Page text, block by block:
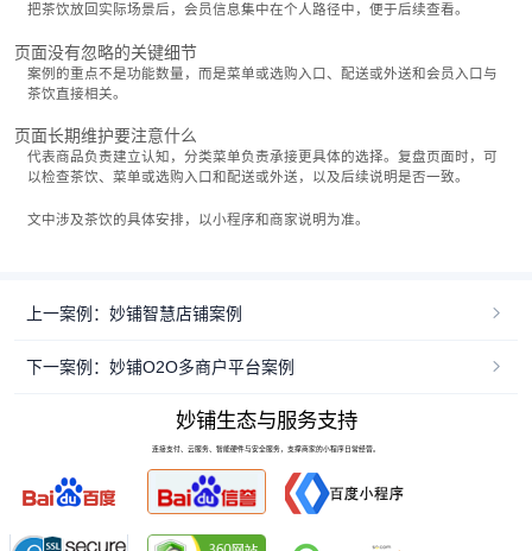
把茶饮放回实际场景后，会员信息集中在个人路径中，便于后续查看。
页面没有忽略的关键细节
案例的重点不是功能数量，而是菜单或选购入口、配送或外送和会员入口与
茶饮直接相关。
页面长期维护要注意什么
代表商品负责建立认知，分类菜单负责承接更具体的选择。复盘页面时，可
以检查茶饮、菜单或选购入口和配送或外送，以及后续说明是否一致。
文中涉及茶饮的具体安排，以小程序和商家说明为准。
上一案例：妙铺智慧店铺案例
下一案例：妙铺O2O多商户平台案例
妙铺生态与服务支持
连接支付、云服务、智能硬件与安全服务，支撑商家的小程序日常经营。